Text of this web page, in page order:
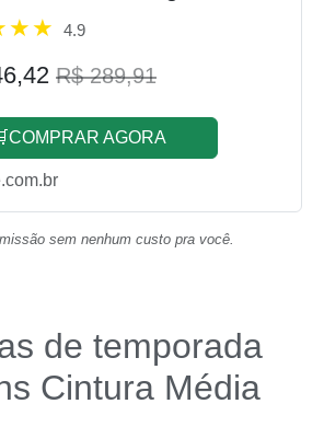
4.9
R$ 289,91
AGORA
sem nenhum custo pra você.
de temporada
Cintura Média